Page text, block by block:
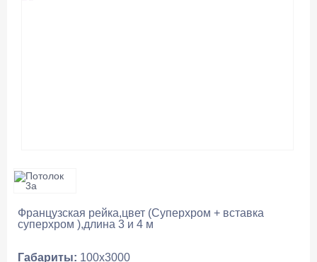
Французская рейка,цвет (Суперхром + вставка
суперхром ),длина 3 и 4 м
Габариты: 100х3000